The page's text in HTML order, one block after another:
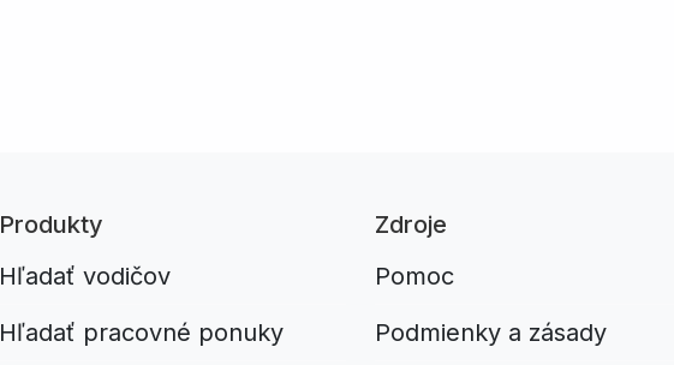
Produkty
Hľadať vodičov
Hľadať pracovné ponuky
Zdroje
Pomoc
Podmienky a zásady